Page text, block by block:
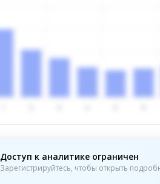
Доступ к аналитике ограничен
Зарегистрируйтесь, чтобы открыть